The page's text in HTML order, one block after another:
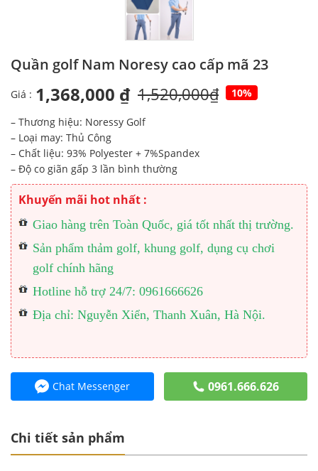
Quần golf Nam Noresy cao cấp mã 23
Giá : 1,368,000 ₫ 1,520,000₫ 10%
– Thương hiệu: Noressy Golf
– Loại may: Thủ Công
– Chất liệu: 93% Polyester + 7%Spandex
– Độ co giãn gấp 3 lần bình thường
Khuyến mãi hot nhất :
Giao hàng trên Toàn Quốc, giá tốt nhất thị trường.
Sản phẩm thảm golf, khung golf, dụng cụ chơi
golf chính hãng
Hotline hỗ trợ 24/7: 0961666626
Địa chỉ: Nguyễn Xiển, Thanh Xuân, Hà Nội.
Chat Messenger 0961.666.626
Chi tiết sản phẩm